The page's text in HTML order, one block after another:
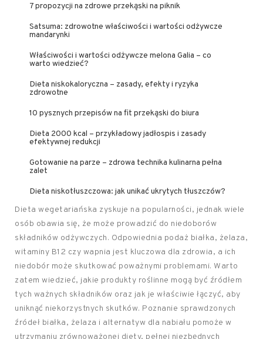
7 propozycji na zdrowe przekąski na piknik
Satsuma: zdrowotne właściwości i wartości odżywcze
mandarynki
Właściwości i wartości odżywcze melona Galia – co
warto wiedzieć?
Dieta niskokaloryczna – zasady, efekty i ryzyka
zdrowotne
10 pysznych przepisów na fit przekąski do biura
Dieta 2000 kcal – przykładowy jadłospis i zasady
efektywnej redukcji
Gotowanie na parze – zdrowa technika kulinarna pełna
zalet
Dieta niskotłuszczowa: jak unikać ukrytych tłuszczów?
Dieta wegetariańska zyskuje na popularności, jednak wiele
osób obawia się, że może prowadzić do niedoborów
składników odżywczych. Odpowiednia podaż białka, żelaza,
witaminy B12 czy wapnia jest kluczowa dla zdrowia, a ich
niedobór może skutkować poważnymi problemami. Warto
zatem wiedzieć, jakie produkty roślinne mogą być źródłem
tych ważnych składników oraz jak je właściwie łączyć, aby
uniknąć niekorzystnych skutków. Poznanie sprawdzonych
źródeł białka, żelaza i alternatyw dla nabiału pomoże w
utrzymaniu zrównoważonej diety, pełnej niezbędnych